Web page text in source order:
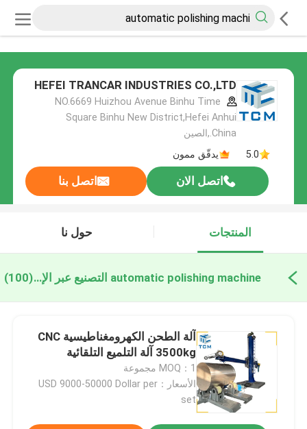
HEFEI TRANCAR INDUSTRIES CO.,LTD
NO.6669 Huizhou Avenue Binhu Time
Square Binhu New District,Hefei Anhui
China.,الصين
5.0
يدقّق ممون
اتصل الان اتصل بنا
المنتجات حول نا
automatic polishing machine التصنيع عبر الإنترنت(100)
آلة الطحن الكهرومغناطيسية CNC
3500kg آلة التلميع التلقائية
MOQ：1 مجموعة
الأسعار：USD 9000-50000 Dollar per
set